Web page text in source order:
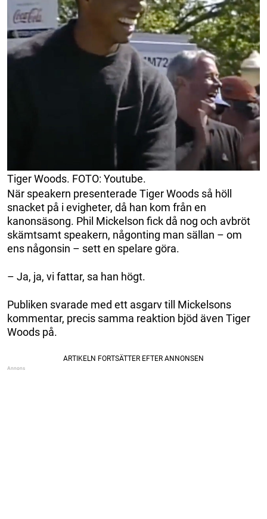
Tiger Woods. FOTO: Youtube.
När speakern presenterade Tiger Woods så höll
snacket på i evigheter, då han kom från en
kanonsäsong. Phil Mickelson fick då nog och avbröt
skämtsamt speakern, någonting man sällan – om
ens någonsin – sett en spelare göra.
– Ja, ja, vi fattar, sa han högt.
Publiken svarade med ett asgarv till Mickelsons
kommentar, precis samma reaktion bjöd även Tiger
Woods på.